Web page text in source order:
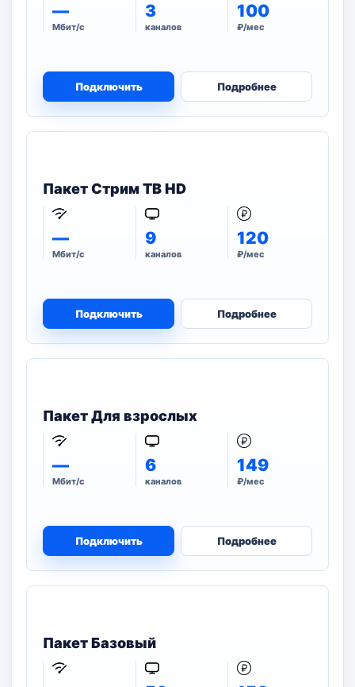
—
Мбит/с
3
каналов
100
₽/мес
Подключить Подробнее
Пакет Стрим ТВ HD
—
Мбит/с
9
каналов
120
₽/мес
Подключить Подробнее
Пакет Для взрослых
—
Мбит/с
6
каналов
149
₽/мес
Подключить Подробнее
Пакет Базовый